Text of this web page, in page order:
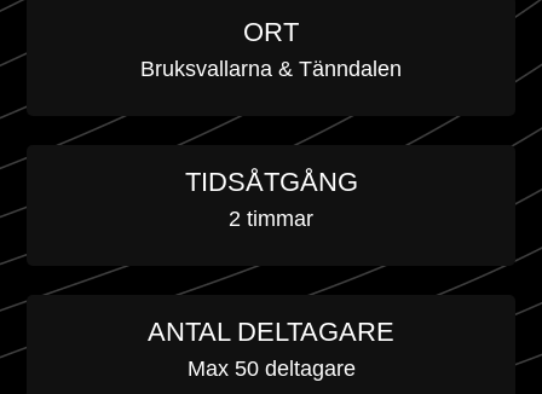
ORT
Bruksvallarna & Tänndalen
TIDSÅTGÅNG
2 timmar
ANTAL DELTAGARE
Max 50 deltagare